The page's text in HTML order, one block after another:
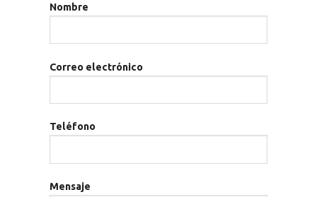
Nombre
Correo electrónico
Teléfono
Mensaje